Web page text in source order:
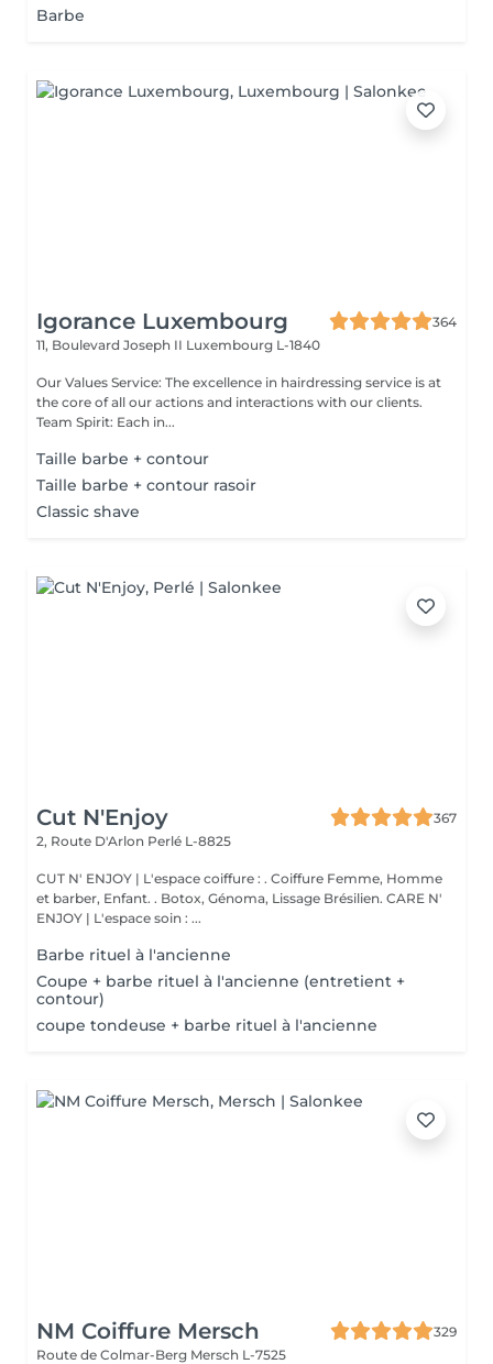
Barbe
Igorance Luxembourg
364
11, Boulevard Joseph II Luxembourg L-1840
Our Values Service: The excellence in hairdressing service is at
the core of all our actions and interactions with our clients.
Team Spirit: Each in...
Taille barbe + contour
Taille barbe + contour rasoir
Classic shave
Cut N'Enjoy
367
2, Route D'Arlon Perlé L-8825
CUT N' ENJOY | L'espace coiffure : . Coiffure Femme, Homme
et barber, Enfant. . Botox, Génoma, Lissage Brésilien. CARE N'
ENJOY | L'espace soin : ...
Barbe rituel à l'ancienne
Coupe + barbe rituel à l'ancienne (entretient +
contour)
coupe tondeuse + barbe rituel à l'ancienne
NM Coiffure Mersch
329
Route de Colmar-Berg Mersch L-7525